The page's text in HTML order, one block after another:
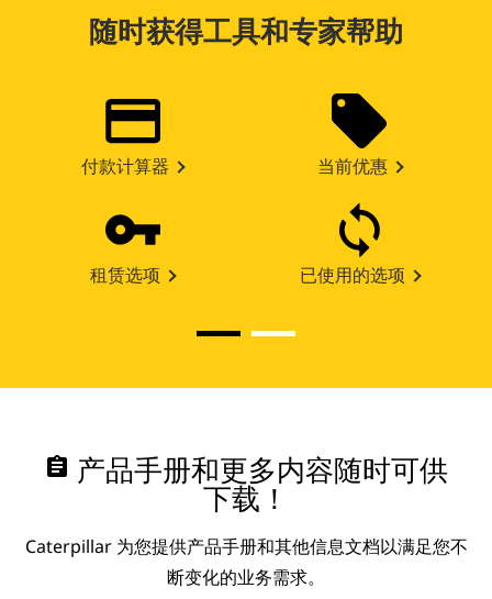
随时获得工具和专家帮助
付款计算器 当前优惠
租赁选项 已使用的选项
assignment 产品手册和更多内容随时可供
下载！
Caterpillar 为您提供产品手册和其他信息文档以满足您不
断变化的业务需求。